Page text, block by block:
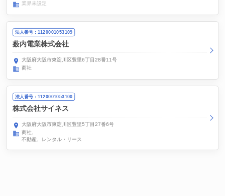
業界未設定
法人番号：1120001053109
薮内電業株式会社
大阪府大阪市東淀川区豊里6丁目28番11号
商社
法人番号：1120001053100
株式会社サイネス
大阪府大阪市東淀川区豊里5丁目27番6号
商社
不動産、レンタル・リース